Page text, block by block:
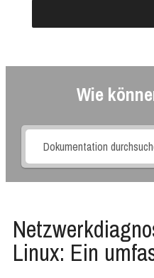
Wie
Linux: Ein